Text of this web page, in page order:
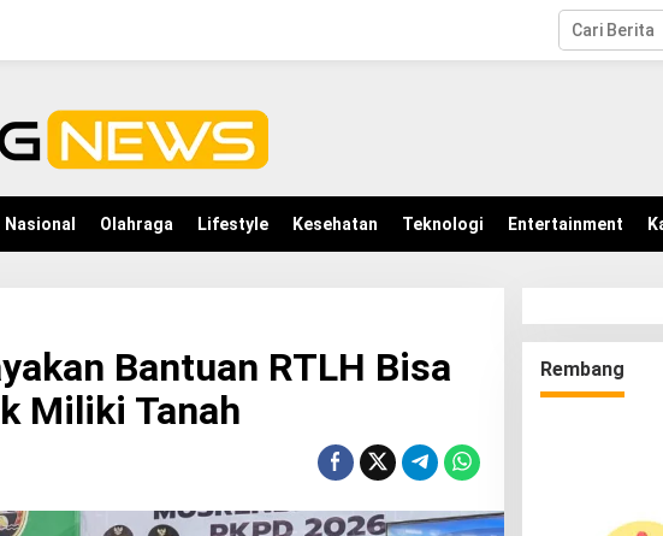
Nasional Olahraga Lifestyle Kesehatan Teknologi Entertainment
Bantuan RTLH Bisa
Miliki Tanah
Rembang